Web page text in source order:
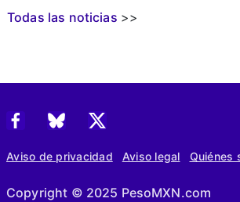
Todas las noticias >>
Aviso de privacidad Aviso legal Quiénes
Copyright © 2025 PesoMXN.com